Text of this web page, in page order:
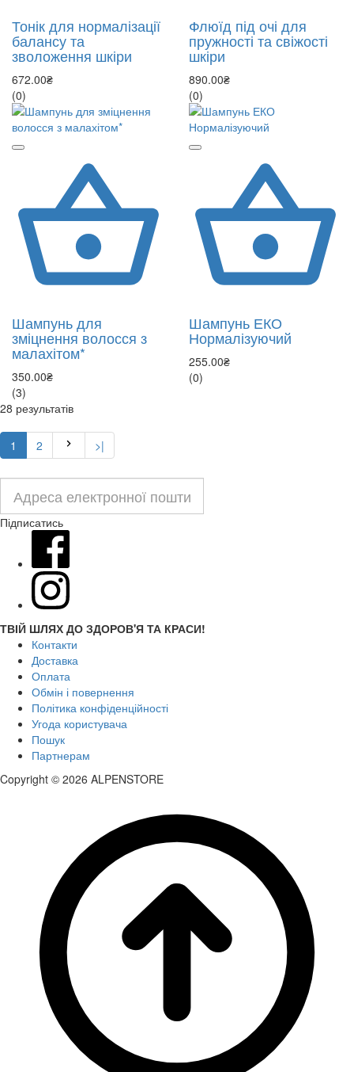
Тонік для нормалізації
балансу та
зволоження шкіри
672.00₴
(0)
Флюїд під очі для
пружності та свіжості
шкіри
890.00₴
(0)
Шампунь для
зміцнення волосся з
малахітом*
350.00₴
(3)
Шампунь ЕКО
Нормалізуючий
255.00₴
(0)
28 результатів
1 2 >|
Підписатись
ТВІЙ ШЛЯХ ДО ЗДОРОВ'Я ТА КРАСИ!
Контакти
Доставка
Оплата
Обмін і повернення
Політика конфіденційності
Угода користувача
Пошук
Партнерам
Copyright © 2026 ALPENSTORE